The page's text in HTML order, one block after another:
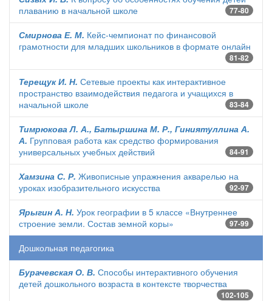
плаванию в начальной школе
77-80
Смирнова Е. М. Кейс-чемпионат по финансовой
грамотности для младших школьников в формате онлайн
81-82
Терещук И. Н. Сетевые проекты как интерактивное
пространство взаимодействия педагога и учащихся в
начальной школе
83-84
Тимрюкова Л. А., Батыршина М. Р., Гиниятуллина А.
А. Групповая работа как средство формирования
универсальных учебных действий
84-91
Хамзина С. Р. Живописные упражнения акварелью на
уроках изобразительного искусства
92-97
Ярыгин А. Н. Урок географии в 5 классе «Внутреннее
строение земли. Состав земной коры»
97-99
Дошкольная педагогика
Бурачевская О. В. Способы интерактивного обучения
детей дошкольного возраста в контексте творчества
102-105